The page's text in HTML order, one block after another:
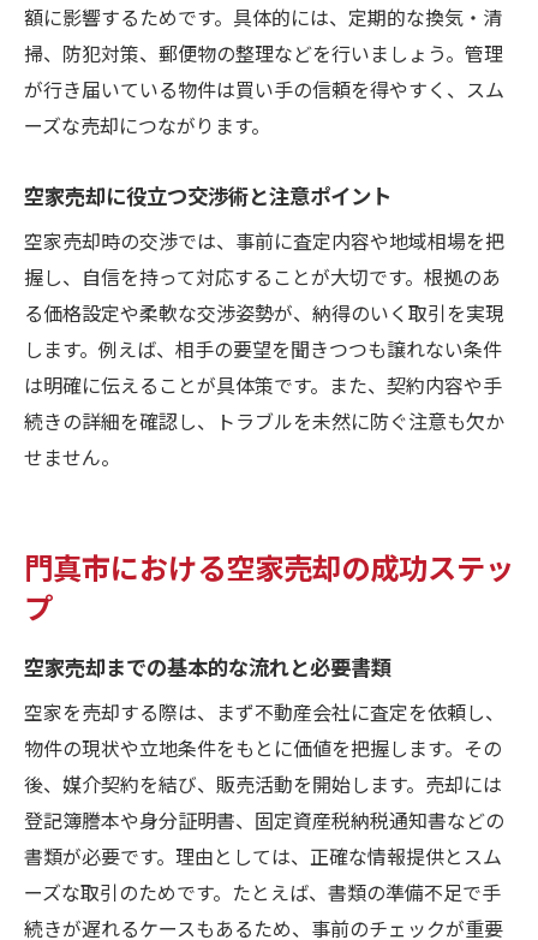
額に影響するためです。具体的には、定期的な換気・清
掃、防犯対策、郵便物の整理などを行いましょう。管理
が行き届いている物件は買い手の信頼を得やすく、スム
ーズな売却につながります。
空家売却に役立つ交渉術と注意ポイント
空家売却時の交渉では、事前に査定内容や地域相場を把
握し、自信を持って対応することが大切です。根拠のあ
る価格設定や柔軟な交渉姿勢が、納得のいく取引を実現
します。例えば、相手の要望を聞きつつも譲れない条件
は明確に伝えることが具体策です。また、契約内容や手
続きの詳細を確認し、トラブルを未然に防ぐ注意も欠か
せません。
門真市における空家売却の成功ステッ
プ
空家売却までの基本的な流れと必要書類
空家を売却する際は、まず不動産会社に査定を依頼し、
物件の現状や立地条件をもとに価値を把握します。その
後、媒介契約を結び、販売活動を開始します。売却には
登記簿謄本や身分証明書、固定資産税納税通知書などの
書類が必要です。理由としては、正確な情報提供とスム
ーズな取引のためです。たとえば、書類の準備不足で手
続きが遅れるケースもあるため、事前のチェックが重要